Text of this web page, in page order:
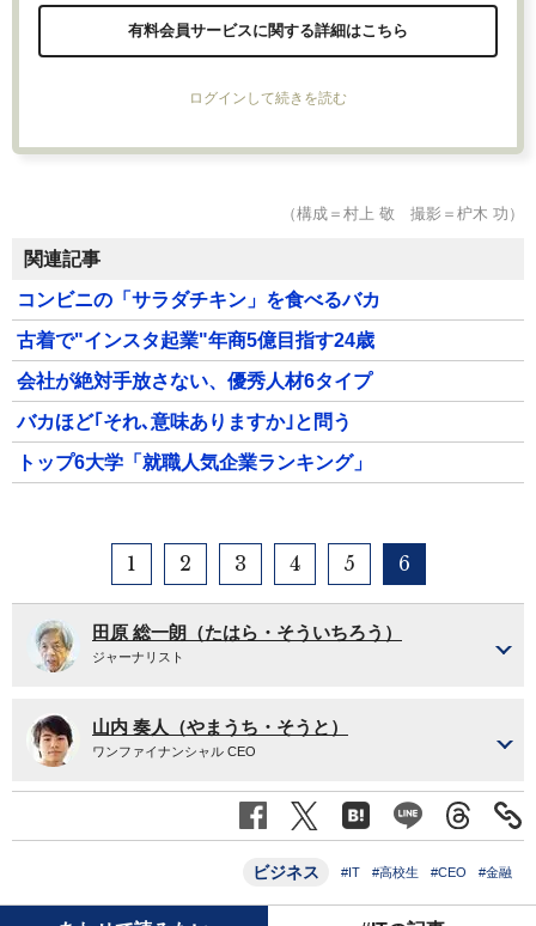
有料会員サービスに関する詳細はこちら
ログインして続きを読む
（構成＝村上 敬 撮影＝枦木 功）
関連記事
コンビニの「サラダチキン」を食べるバカ
古着で"インスタ起業"年商5億目指す24歳
会社が絶対手放さない、優秀人材6タイプ
バカほど｢それ､意味ありますか｣と問う
トップ6大学「就職人気企業ランキング」
1 2 3 4 5 6
田原 総一朗（たはら・そういちろう）
ジャーナリスト
山内 奏人（やまうち・そうと）
ワンファイナンシャル CEO
ビジネス #IT #高校生 #CEO #金融